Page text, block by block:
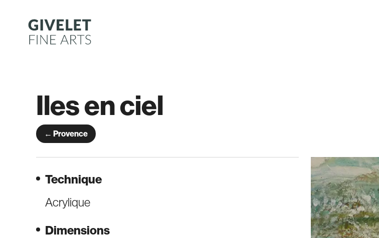
Iles en ciel
← Provence
Technique
Acrylique
Dimensions